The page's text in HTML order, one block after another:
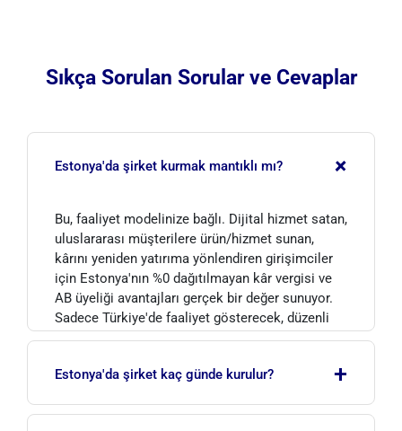
Sıkça Sorulan Sorular ve Cevaplar
Estonya'da şirket kurmak mantıklı mı? +
Bu, faaliyet modelinize bağlı. Dijital hizmet satan,
uluslararası müşterilere ürün/hizmet sunan,
kârını yeniden yatırıma yönlendiren girişimciler
için Estonya'nın %0 dağıtılmayan kâr vergisi ve
AB üyeliği avantajları gerçek bir değer sunuyor.
Sadece Türkiye'de faaliyet gösterecek, düzenli
kâr dağıtımı yapacak bir işletme için ise ek
daha sınırlı kalır.
Estonya'da şirket kaç günde kurulur? +